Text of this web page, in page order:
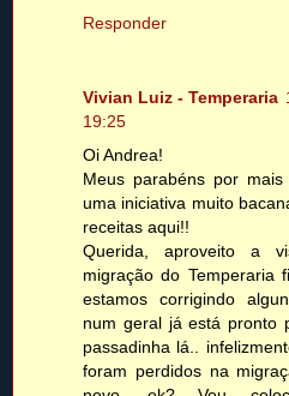
Responder
Vivian Luiz - Temperaria
19:25
Oi Andrea!
Meus parabéns por
uma iniciativa muito
receitas aqui!!
Querida, aproveito a
migração do Temperaria
estamos corrigindo
num geral já está pronto
passadinha lá..
foram perdidos na